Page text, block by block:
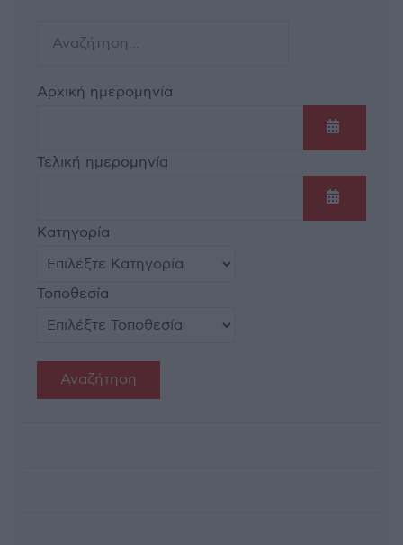
Αρχική ημερομηνία
Ανοίξτε
Τελική ημερομηνία
Ανοίξτε
Κατηγορία
Τοποθεσία